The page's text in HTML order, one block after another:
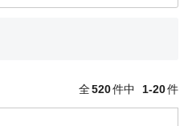
全520件中 1-20件